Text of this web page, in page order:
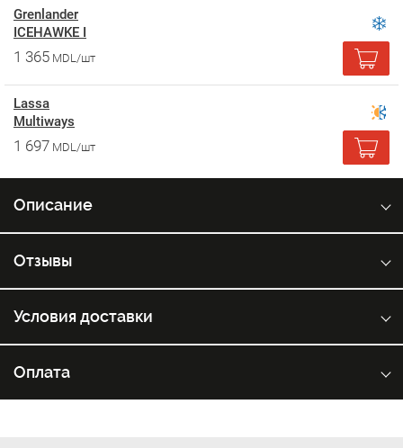
Grenlander
ICEHAWKE I
1 365 MDL/шт
Lassa
Multiways
1 697 MDL/шт
Описание
Отзывы
Условия доставки
Оплата